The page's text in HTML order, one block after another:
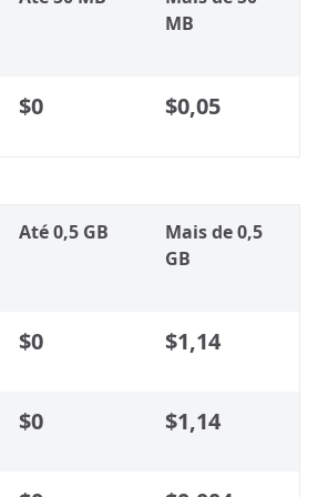
MB
$0 $0,05
Até 0,5 GB
Mais de 0,5
GB
$0 $1,14
$0 $1,14